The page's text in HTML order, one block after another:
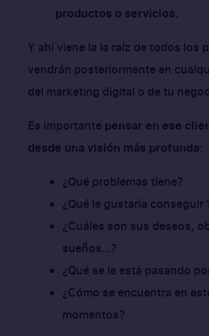
productos o servicios.
Y ahí viene la la raíz de todos los
vendrán posteriormente en
del marketing digital o de tu
Es importante pensar en ese
desde una visión más profunda:
¿Qué problemas tiene?
¿Qué le gustaría conseguir
¿Cuáles son sus deseos,
sueños…?
¿Qué se le está pasando
¿Cómo se encuentra en
momentos?